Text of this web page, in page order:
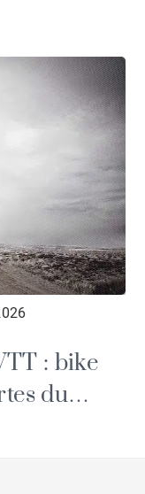
: bike
du